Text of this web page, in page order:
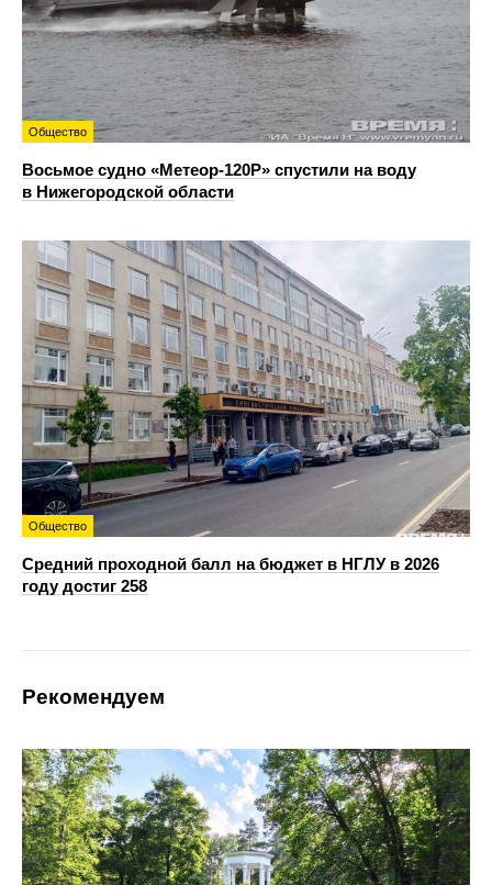
Общество
Восьмое судно «Метеор-120Р» спустили на воду
в Нижегородской области
Общество
Средний проходной балл на бюджет в НГЛУ в 2026
году достиг 258
Рекомендуем